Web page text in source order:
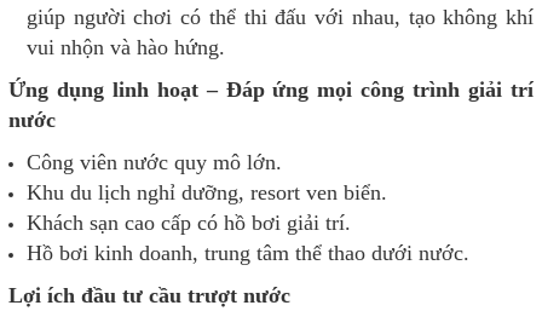
giúp người chơi có thể thi đấu với nhau, tạo không khí
vui nhộn và hào hứng.
Ứng dụng linh hoạt – Đáp ứng mọi công trình giải trí
nước
Công viên nước quy mô lớn.
Khu du lịch nghỉ dưỡng, resort ven biển.
Khách sạn cao cấp có hồ bơi giải trí.
Hồ bơi kinh doanh, trung tâm thể thao dưới nước.
Lợi ích đầu tư cầu trượt nước